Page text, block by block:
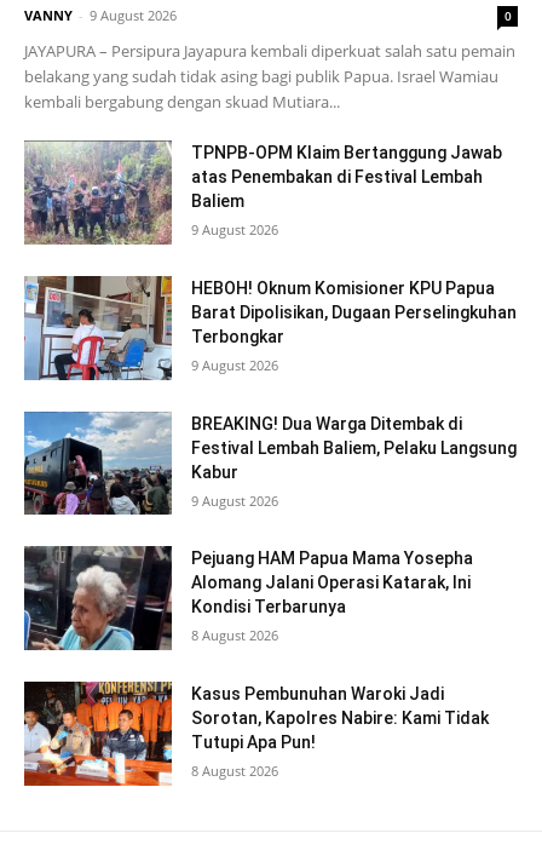
VANNY - 9 August 2026 0
JAYAPURA – Persipura Jayapura kembali diperkuat salah satu pemain
belakang yang sudah tidak asing bagi publik Papua. Israel Wamiau
kembali bergabung dengan skuad Mutiara...
TPNPB-OPM Klaim Bertanggung Jawab
atas Penembakan di Festival Lembah
Baliem
9 August 2026
HEBOH! Oknum Komisioner KPU Papua
Barat Dipolisikan, Dugaan Perselingkuhan
Terbongkar
9 August 2026
BREAKING! Dua Warga Ditembak di
Festival Lembah Baliem, Pelaku Langsung
Kabur
9 August 2026
Pejuang HAM Papua Mama Yosepha
Alomang Jalani Operasi Katarak, Ini
Kondisi Terbarunya
8 August 2026
Kasus Pembunuhan Waroki Jadi
Sorotan, Kapolres Nabire: Kami Tidak
Tutupi Apa Pun!
8 August 2026